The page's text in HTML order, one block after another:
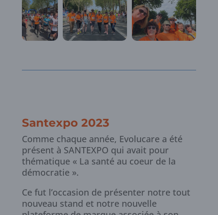
Santexpo 2023
Comme chaque année, Evolucare a été
présent à SANTEXPO qui avait pour
thématique « La santé au coeur de la
démocratie ».
Ce fut l’occasion de présenter notre tout
nouveau stand et notre nouvelle